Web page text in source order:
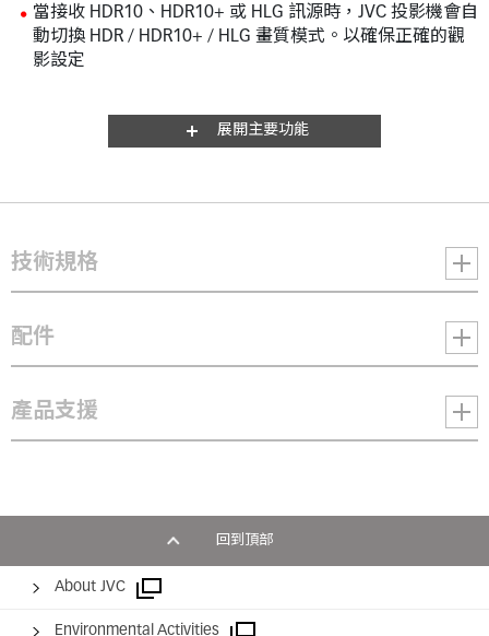
當接收 HDR10、HDR10+ 或 HLG 訊源時，JVC 投影機會自
動切換 HDR / HDR10+ / HLG 畫質模式。以確保正確的觀
影設定
展開主要功能
技術規格
DLA-NZ8 - D-ILA 投影機
顯像元件
3片式 0.69 吋 4K D-ILA 顯像元件
配件
VX-UH1150LC
配件
PK-AG3
產品支援
回到頂部
About JVC
Environmental Activities